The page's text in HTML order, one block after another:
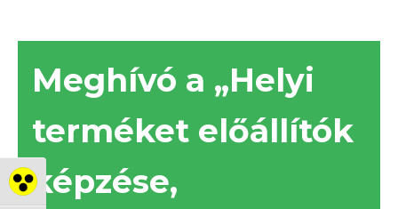
Nagy kontraszt váltása
Meghívó a „Helyi
terméket előállítók
képzése,